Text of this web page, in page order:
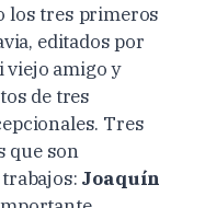
los tres primeros
editados por
viejo amigo y
de tres
Tres
que son
Joaquín